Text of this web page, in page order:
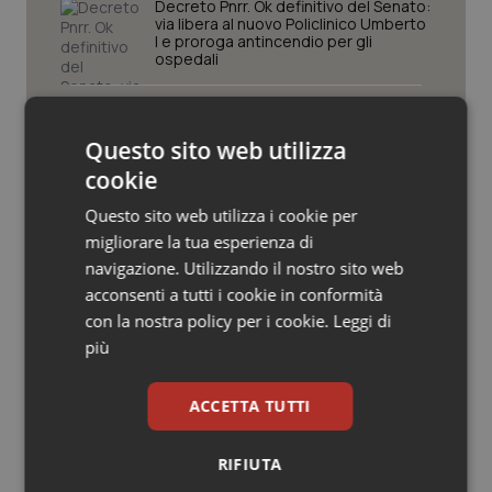
Veneto
Oncoematologia
Psoriasi & pelle
Quotidiano Cardiologia
Quotidiano Chirurgia
Quotidiano Oncologia
Quotidiano Pediatria
Rene & patologie urogenitali
Decreto Pnrr. Ok definitivo del Senato:
via libera al nuovo Policlinico Umberto
I e proroga antincendio per gli
ospedali
risoluzione. Zaffini (FdI): “Rinviare per
trovare convergenza”
Edilizia sanitaria. Schillaci al Cipess:
“Con Accordi di Programma 7 miliardi
per riqualificazione e
ammodernamento tecnologico delle
strutture sanitarie”
Sangue e plasma. Pronto il
mln
Questo sito web utilizza
cookie
Questo sito web utilizza i cookie per
migliorare la tua esperienza di
navigazione. Utilizzando il nostro sito web
acconsenti a tutti i cookie in conformità
con la nostra policy per i cookie. Leggi di
più
ACCETTA TUTTI
RIFIUTA